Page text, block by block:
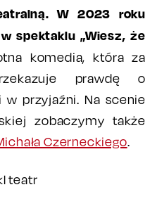
W 2023 roku
spektaklu „Wiesz, że
komedia, która za
prawdę o
przyjaźni. Na scenie
zobaczymy także
Czerneckiego.